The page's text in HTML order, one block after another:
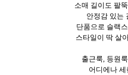
소매 길이도 팔
안정감 있는
단품으로 슬랙
스타일이 딱 살
출근룩, 등원
어디에나